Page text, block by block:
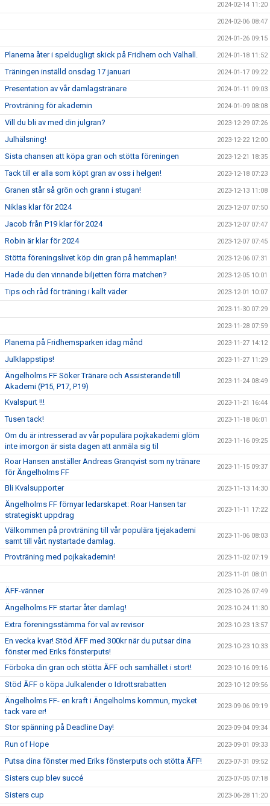
2024-02-14 11:20
2024-02-06 08:47
2024-01-26 09:15
Planerna åter i speldugligt skick på Fridhem och Valhall. 2024-01-18 11:52
Träningen inställd onsdag 17 januari 2024-01-17 09:22
Presentation av vår damlagstränare 2024-01-11 09:03
Provträning för akademin 2024-01-09 08:08
Vill du bli av med din julgran? 2023-12-29 07:26
Julhälsning! 2023-12-22 12:00
Sista chansen att köpa gran och stötta föreningen 2023-12-21 18:35
Tack till er alla som köpt gran av oss i helgen! 2023-12-18 07:23
Granen står så grön och grann i stugan! 2023-12-13 11:08
Niklas klar för 2024 2023-12-07 07:50
Jacob från P19 klar för 2024 2023-12-07 07:47
Robin är klar för 2024 2023-12-07 07:45
Stötta föreningslivet köp din gran på hemmaplan! 2023-12-06 07:31
Hade du den vinnande biljetten förra matchen? 2023-12-05 10:01
Tips och råd för träning i kallt väder 2023-12-01 10:07
2023-11-30 07:29
2023-11-28 07:59
Planerna på Fridhemsparken idag månd 2023-11-27 14:12
Julklappstips! 2023-11-27 11:29
Ängelholms FF Söker Tränare och Assisterande till
Akademi (P15, P17, P19)
2023-11-24 08:49
Kvalspurt !!! 2023-11-21 16:44
Tusen tack! 2023-11-18 06:01
Om du är intresserad av vår populära pojkakademi glöm
inte imorgon är sista dagen att anmäla sig til
2023-11-16 09:25
Roar Hansen anställer Andreas Granqvist som ny tränare
för Ängelholms FF
2023-11-15 09:37
Bli Kvalsupporter 2023-11-13 14:30
Ängelholms FF förnyar ledarskapet: Roar Hansen tar
strategiskt uppdrag
2023-11-11 17:22
Välkommen på provträning till vår populära tjejakademi
samt till vårt nystartade damlag.
2023-11-06 08:03
Provträning med pojkakademin! 2023-11-02 07:19
2023-11-01 08:01
ÄFF-vänner 2023-10-26 07:49
Ängelholms FF startar åter damlag! 2023-10-24 11:30
Extra föreningsstämma för val av revisor 2023-10-23 13:57
En vecka kvar! Stöd ÄFF med 300kr när du putsar dina
fönster med Eriks fönsterputs!
2023-10-23 10:33
Förboka din gran och stötta ÄFF och samhället i stort! 2023-10-16 09:16
Stöd ÄFF o köpa Julkalender o Idrottsrabatten 2023-10-12 09:56
Ängelholms FF- en kraft i Ängelholms kommun, mycket
tack vare er!
2023-09-06 09:19
Stor spänning på Deadline Day! 2023-09-04 09:34
Run of Hope 2023-09-01 09:33
Putsa dina fönster med Eriks fönsterputs och stötta ÄFF! 2023-07-31 09:52
Sisters cup blev succé 2023-07-05 07:18
Sisters cup 2023-06-28 11:20